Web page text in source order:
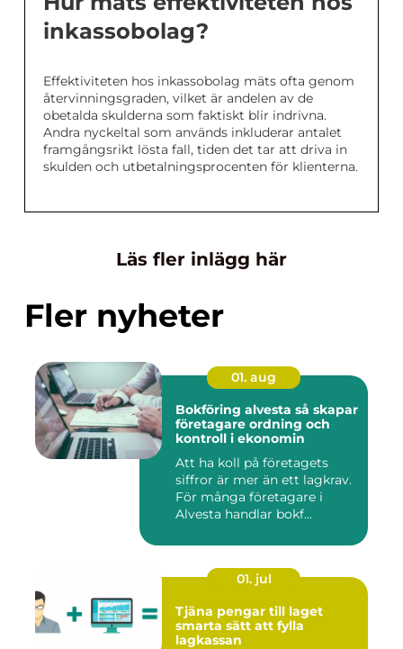
inkassobolag?
Effektiviteten hos inkassobolag mäts ofta genom
återvinningsgraden, vilket är andelen av de
obetalda skulderna som faktiskt blir indrivna.
Andra nyckeltal som används inkluderar antalet
framgångsrikt lösta fall, tiden det tar att driva in
skulden och utbetalningsprocenten för klienterna.
Läs fler inlägg här
Fler nyheter
01. aug
Bokföring alvesta så skapar
företagare ordning och
kontroll i ekonomin
Att ha koll på företagets
siffror är mer än ett lagkrav.
För många företagare i
Alvesta handlar bokf...
01. jul
Tjäna pengar till laget
smarta sätt att fylla
lagkassan